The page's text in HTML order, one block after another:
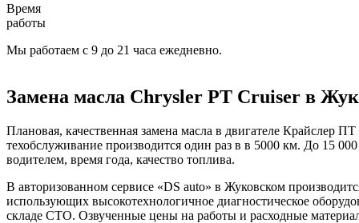
Время
работы
Мы работаем с 9 до 21 часа ежедневно.
Замена масла Chrysler PT Cruiser в
Плановая, качественная замена масла в двигателе Крайслер
техобслуживание производится один раз в в 5000 км. До 15
водителем, время года, качество топлива.
В авторизованном сервисе «DS auto» в Жуковском
использующих высокотехнологичное диагностическое
складе СТО. Озвученные цены на работы и расходные